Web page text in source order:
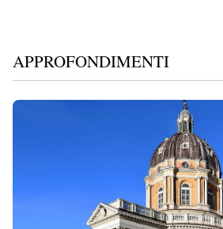
APPROFONDIMENTI